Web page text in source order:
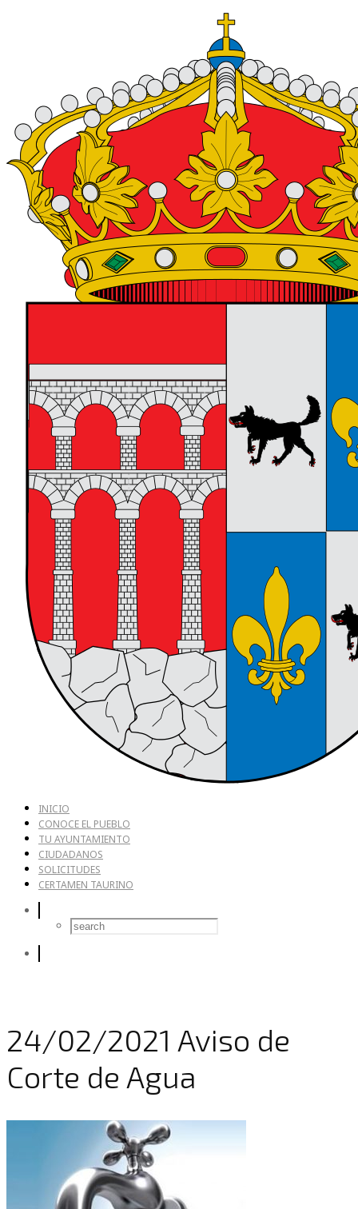
INICIO
CONOCE EL PUEBLO
TU AYUNTAMIENTO
CIUDADANOS
SOLICITUDES
CERTAMEN TAURINO
24/02/2021 Aviso de
Corte de Agua